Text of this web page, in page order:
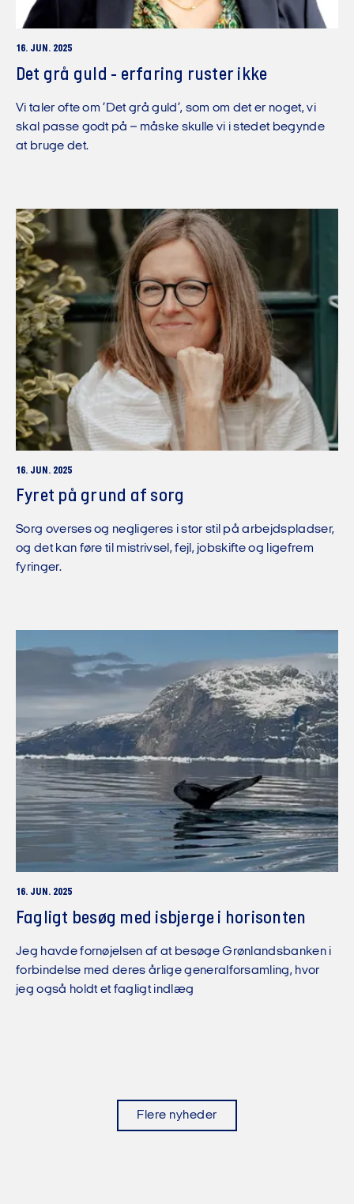
16. JUN. 2025
Det grå guld - erfaring ruster ikke
Vi taler ofte om ’Det grå guld’, som om det er noget, vi
skal passe godt på – måske skulle vi i stedet begynde
at bruge det.
16. JUN. 2025
Fyret på grund af sorg
Sorg overses og negligeres i stor stil på arbejdspladser,
og det kan føre til mistrivsel, fejl, jobskifte og ligefrem
fyringer.
16. JUN. 2025
Fagligt besøg med isbjerge i horisonten
Jeg havde fornøjelsen af at besøge Grønlandsbanken i
forbindelse med deres årlige generalforsamling, hvor
jeg også holdt et fagligt indlæg
Flere nyheder